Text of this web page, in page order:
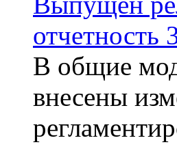
отчетность
В общие
внесены